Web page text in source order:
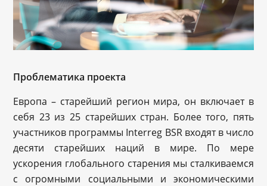
Проблематика проекта
Европа – старейший регион мира, он включает в
себя 23 из 25 старейших стран. Более того, пять
участников программы Interreg BSR входят в число
десяти старейших наций в мире. По мере
ускорения глобального старения мы сталкиваемся
с огромными социальными и экономическими